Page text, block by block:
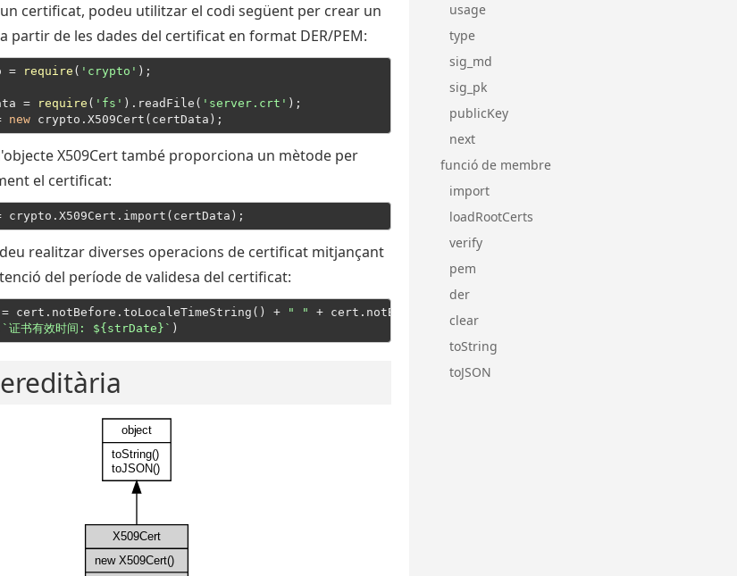
certificat, podeu utilitzar el codi següent per crear un
partir de les dades del certificat en format DER/PEM:
= require ( 'crypto' );
= require ( 'fs' ).readFile( 'server.crt'
new
X509Cert també proporciona un mètode per
el certificat:
realitzar diverses operacions de certificat mitjançant
del període de validesa del certificat:
cert.notBefore.toLocaleTimeString() + " " + cert.notBefore.toLocaleDateString() +
`证书有效时间: ${strDate} `
object
toString()
toJSON()
X509Cert
new X509Cert()
usage
type
sig_md
sig_pk
publicKey
next
funció de membre
import
loadRootCerts
verify
pem
der
clear
toString
toJSON